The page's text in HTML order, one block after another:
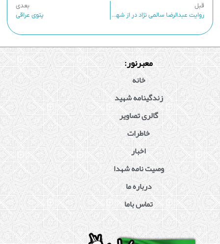
قبل
روایت عبدالرضا سالمی نژاد در از شهید علیرضا خیاط ویس (10)
بعدی
پتوی عراقی
معبرنور:
خانه
زندگینامه شهید
گالری تصاویر
خاطرات
اخبار
وصیت نامه شهدا
درباره ما
تماس باما